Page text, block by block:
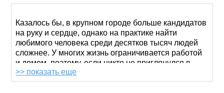
Казалось бы, в крупном городе больше кандидатов
на руку и сердце, однако на практике найти
любимого человека среди десятков тысяч людей
сложнее. У многих жизнь ограничивается работой
и домом, поэтому, если никто не приглянулся в
офисе, приходится страдать в одиночестве или
все-таки искать альтернативные способы
>> показать еще